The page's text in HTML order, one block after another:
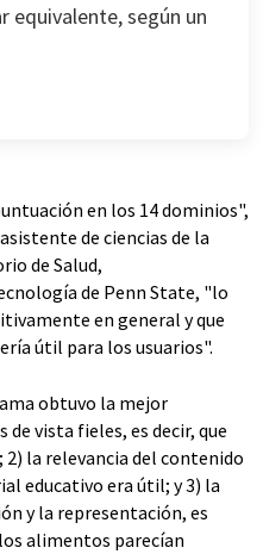
equivalente, según un
en los 14 dominios",
de ciencias de la
de Salud,
de Penn State, "lo
en general y que
útil para los usuarios".
obtuvo la mejor
vista fieles, es decir, que
la relevancia del contenido
educativo era útil; y 3) la
y la representación, es
alimentos parecían